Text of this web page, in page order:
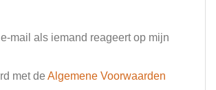
mail als iemand reageert op mijn
met de Algemene Voorwaarden